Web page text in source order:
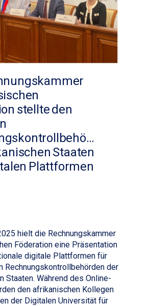
stellte den
Staaten
Plattformen
hielt die Rechnungskammer
Föderation eine Präsentation
digitale Plattformen für
Rechnungskontrollbehörden der
Staaten. Während des Online-
den afrikanischen Kollegen
der Digitalen Universität für